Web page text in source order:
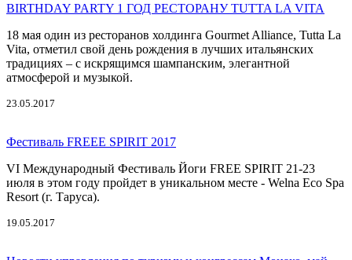
BIRTHDAY PARTY 1 ГОД РЕСТОРАНУ TUTTA LA VITA
18 мая один из ресторанов холдинга Gourmet Alliance, Tutta La
Vita, отметил свой день рождения в лучших итальянских
традициях – с искрящимся шампанским, элегантной
атмосферой и музыкой.
23.05.2017
Фестиваль FREEE SPIRIT 2017
VI Международный Фестиваль Йоги FREE SPIRIT 21-23
июля в этом году пройдет в уникальном месте - Welna Eco Spa
Resort (г. Таруса).
19.05.2017